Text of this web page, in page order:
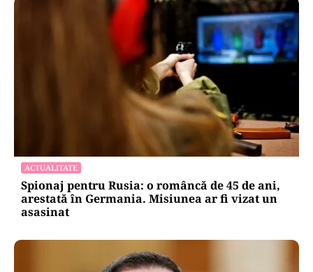
ACTUALITATE
Spionaj pentru Rusia: o româncă de 45 de ani,
arestată în Germania. Misiunea ar fi vizat un
asasinat